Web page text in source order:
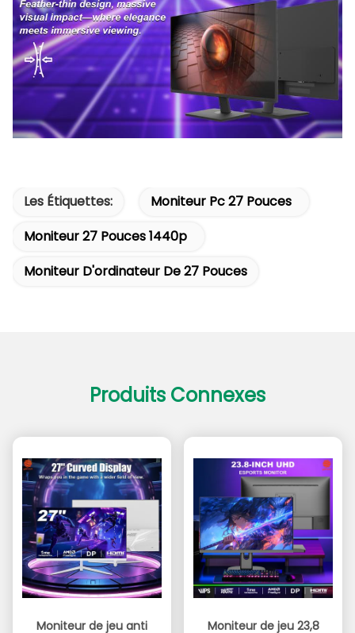
Les Étiquettes:
Moniteur Pc 27 Pouces
Moniteur 27 Pouces 1440p
Moniteur D'ordinateur De 27 Pouces
Produits Connexes
Moniteur de jeu anti
Moniteur de jeu 23,8